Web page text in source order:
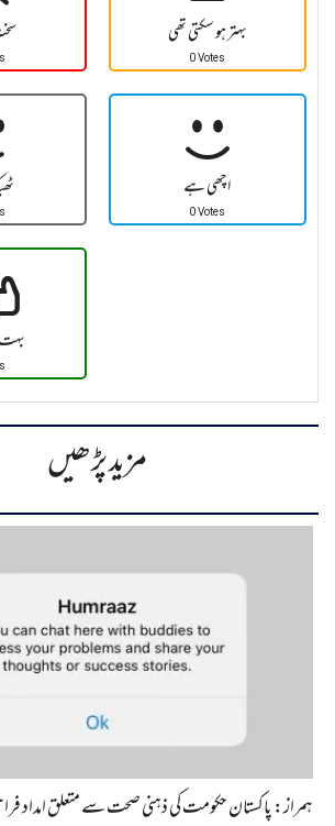
بہتر ہو سکتی تھی
0 Votes
اچھی ہے
0 Votes
مزید پڑھیں
ہمراز: پاکستان حکومت کی ذہنی صحت سے متعلق